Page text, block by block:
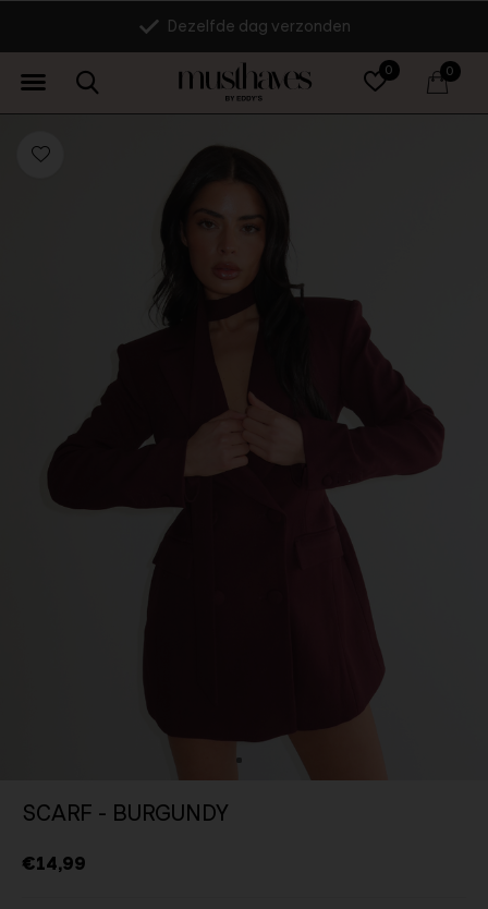
0 0
Dezelfde dag verzonden
SCARF - BURGUNDY
€14,99